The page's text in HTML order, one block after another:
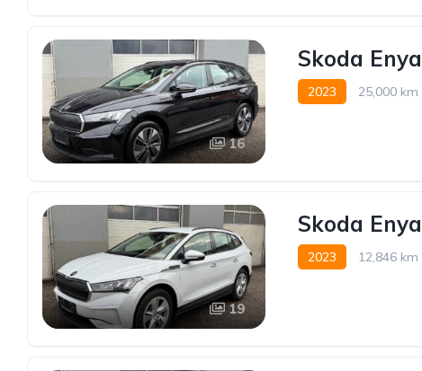
16
Skoda
2023 25,000 km
19
Skoda
2023 12,846 km